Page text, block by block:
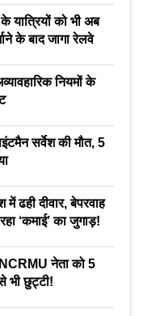
यात्रियों को भी अब
के बाद जागा रेलवे
नियमों के
सर्वेश की मौत, 5
ढही दीवार, बेपरवाह
‘कमाई’ का जुगाड़!
नेता को 5
भी छुट्टी!